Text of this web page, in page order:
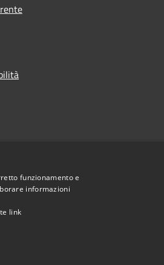
• Comune di Casalbordino • Powered by
funzionamento e
informazioni
link